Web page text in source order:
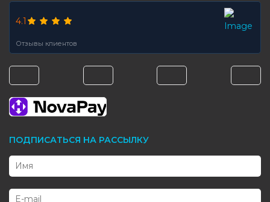
4.1
Отзывы клиентов
ПОДПИСАТЬСЯ НА РАССЫЛКУ